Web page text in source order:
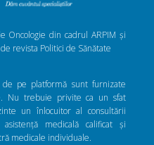
Oncologie din cadrul ARPIM și
revista Politici de Sănătate
de pe platformă sunt furnizate
Nu trebuie privite ca un sfat
un înlocuitor al consultării
medicală calificat și
medicale individuale.